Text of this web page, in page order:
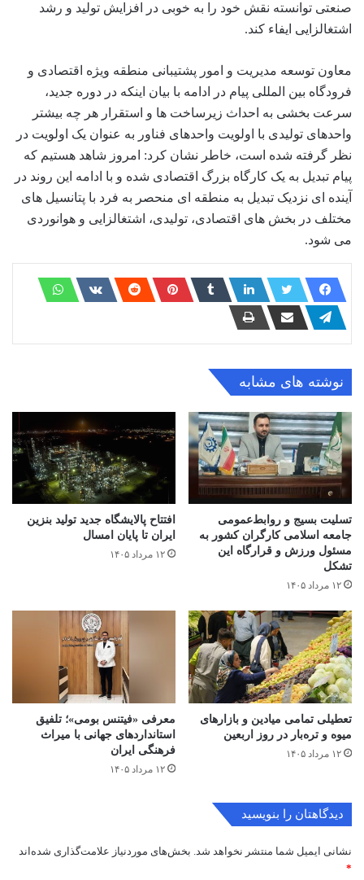
صنعتی توانسته نقش خود را به خوبی در افزایش تولید و رشد
اشتغالزایی ایفاء کند.
معاون توسعه مدیریت و امور پشتیبانی منطقه ویژه اقتصادی و
فرودگاه بین المللی پیام در ادامه با بیان اینکه در دوره جدید،
سرعت بخشی به احداث زیرساخت ها و استقرار هر چه بیشتر
واحدهای تولیدی با اولویت واحدهای فناور به عنوان یک اولویت در
نظر گرفته شده است، خاطر نشان کرد: امروز شاهد هستیم که
پیام تبدیل به یک کارگاه بزرگ اقتصادی شده و با ادامه این روند در
آینده ای نزدیک تبدیل به منطقه ای منحصر به فرد با پتانسیل های
مختلف در بخش های اقتصادی، تولیدی، اشتغالزایی و هوانوردی
می شود.
نوشته های مشابه
تسلیت بسیج و روابط‌عمومی
جامعه اسلامی کارگران کشور به
مسئول ورزش و قرارگاه این
تشکل
۱۲ مرداد ۱۴۰۵
افتتاح ‌پالایشگاه جدید تولید بنزین
ایران تا پایان امسال
۱۲ مرداد ۱۴۰۵
تعطیلی تمامی میادین و بازارهای
میوه و تره‌بار در روز اربعین
۱۲ مرداد ۱۴۰۵
معرفی «فیتنس بومی»؛ تلفیق
استانداردهای جهانی با میراث
فرهنگی ایران
۱۲ مرداد ۱۴۰۵
دیدگاهتان را بنویسید
نشانی ایمیل شما منتشر نخواهد شد. بخش‌های موردنیاز علامت‌گذاری شده‌اند
*